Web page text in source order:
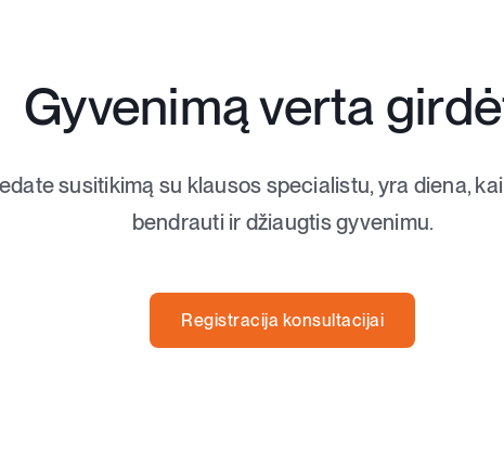
Gyvenimą verta
susitikimą su klausos specialistu, yra diena,
bendrauti ir džiaugtis gyvenimu.
Registracija konsultacijai